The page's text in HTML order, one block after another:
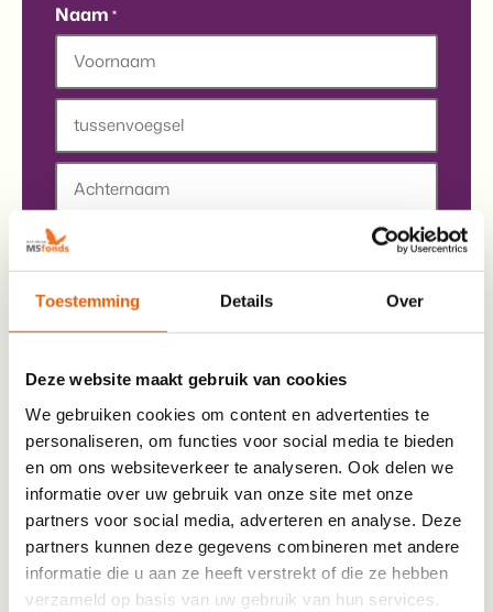
Toestemming Details Over
Deze website maakt gebruik van cookies
We gebruiken cookies om content en advertenties te
personaliseren, om functies voor social media te bieden
en om ons websiteverkeer te analyseren. Ook delen we
informatie over uw gebruik van onze site met onze
partners voor social media, adverteren en analyse. Deze
partners kunnen deze gegevens combineren met andere
informatie die u aan ze heeft verstrekt of die ze hebben
verzameld op basis van uw gebruik van hun services.
Naam *
Voornaam
Tussenvoegsel
Achternaam
E-mail
Confirm Email
Telefoon*
Jouw telefoonnummer vragen we uit, zodat een
trainer, als dit nodig is, contact met je kan